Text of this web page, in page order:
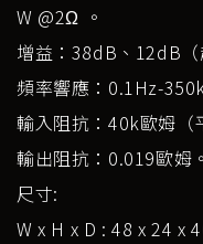
W @2Ω 。
增益：38dB、12dB（
頻率響應：0.1Hz-
輸入阻抗：40k歐姆（
輸出阻抗：0.019歐姆。
尺寸:
W x H x D : 48 x 24 x